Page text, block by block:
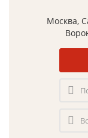
Москва,